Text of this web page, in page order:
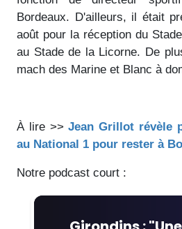
Bordeaux. D'ailleurs, il était
août pour la réception du
au Stade de la Licorne. De
mach des Marine et Blanc à
À lire >>Jean Grillot révèle
au National 1 pour rester à
Notre podcast court :